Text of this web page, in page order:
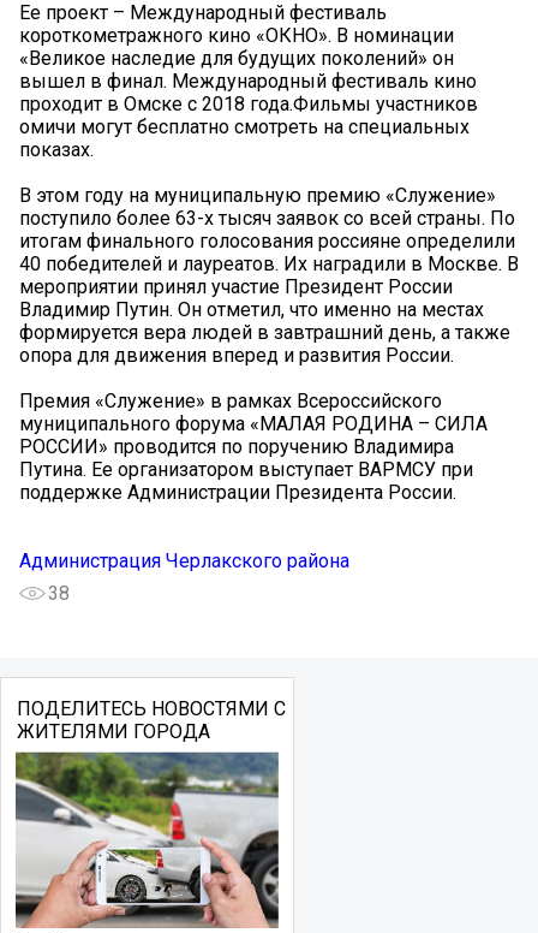
Ее проект – Международный фестиваль
короткометражного кино «ОКНО». В номинации
«Великое наследие для будущих поколений» он
вышел в финал. Международный фестиваль кино
проходит в Омске с 2018 года.Фильмы участников
омичи могут бесплатно смотреть на специальных
показах.
В этом году на муниципальную премию «Служение»
поступило более 63-х тысяч заявок со всей страны. По
итогам финального голосования россияне определили
40 победителей и лауреатов. Их наградили в Москве. В
мероприятии принял участие Президент России
Владимир Путин. Он отметил, что именно на местах
формируется вера людей в завтрашний день, а также
опора для движения вперед и развития России.
Премия «Служение» в рамках Всероссийского
муниципального форума «МАЛАЯ РОДИНА – СИЛА
РОССИИ» проводится по поручению Владимира
Путина. Ее организатором выступает ВАРМСУ при
поддержке Администрации Президента России.
Администрация Черлакского района
38
ПОДЕЛИТЕСЬ НОВОСТЯМИ С
ЖИТЕЛЯМИ ГОРОДА